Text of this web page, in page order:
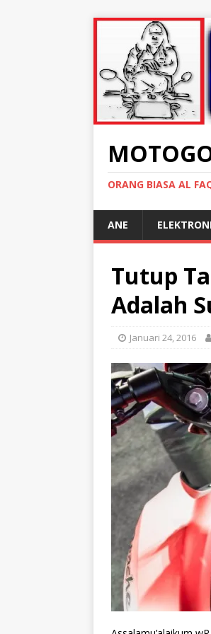
ORANG BIASA AL
ANE
Tutup
Adalah
Januari 24, 2016